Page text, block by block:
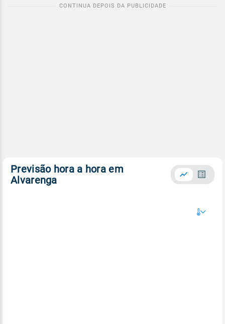
Previsão hora a hora em
Alvarenga